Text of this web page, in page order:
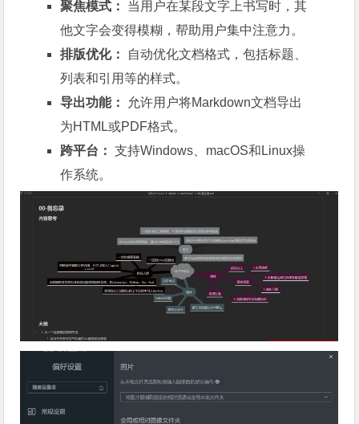
聚焦模式：
当用户在某段文字上书写时，其
他文字会变得模糊，帮助用户集中注意力。
排版优化：
自动优化文档格式，包括标题、
列表和引用等的样式。
导出功能：
允许用户将Markdown文档导出
为HTML或PDF格式。
跨平台： 支持Windows、macOS和Linux操
作系统。